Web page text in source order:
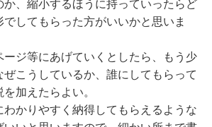
か、縮小するほうに持っていったらど
でしてもらった方がいいかと思いま
等にあげていくとしたら、もう少
ぜこうしているか、誰にしてもらって
加えたらよい。
かりやすく納得してもらえるような